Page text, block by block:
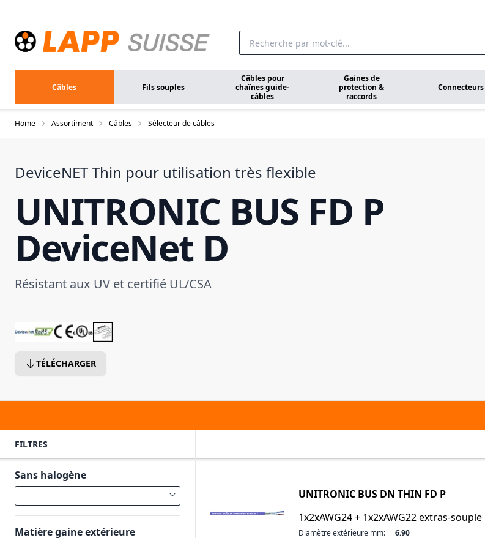
Câbles Fils souples
Câbles pour
chaînes guide-
câbles
Gaines de
protection &
raccords
Connecteurs
Home Assortiment Câbles Sélecteur de câbles
DeviceNET Thin pour utilisation très flexible
UNITRONIC BUS FD P
DeviceNet D
Résistant aux UV et certifié UL/CSA
TÉLÉCHARGER
UNITRONIC BUS DN THIN FD P
1x2xAWG24 + 1x2xAWG22 extras-souple
Diamètre extérieure mm:
6.90
FILTRES
Sans halogène
Matière gaine extérieure